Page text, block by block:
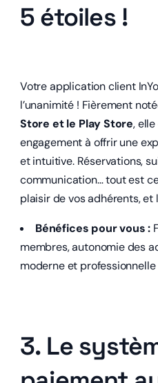
5 étoiles !
Votre application client
l’unanimité ! Fièrement
Store et le Play Store,
engagement à offrir une
et intuitive. Réservations,
communication… tout est
plaisir de vos adhérents, et
Bénéfices pour vous :
membres, autonomie des
moderne et
3. Le